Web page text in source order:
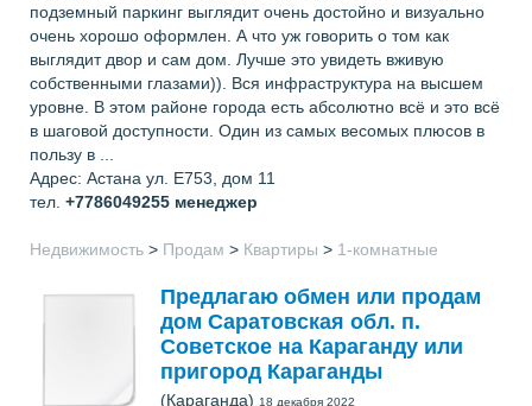
подземный паркинг выглядит очень достойно и визуально
очень хорошо оформлен. А что уж говорить о том как
выглядит двор и сам дом. Лучше это увидеть вживую
собственными глазами)). Вся инфраструктура на высшем
уровне. В этом районе города есть абсолютно всё и это всё
в шаговой доступности. Один из самых весомых плюсов в
пользу в ...
Адрес: Астана ул. Е753, дом 11
тел. +7786049255 менеджер
Недвижимость > Продам > Квартиры > 1-комнатные
Предлагаю обмен или продам
дом Саратовская обл. п.
Советское на Караганду или
пригород Караганды
(Караганда) 18 декабря 2022